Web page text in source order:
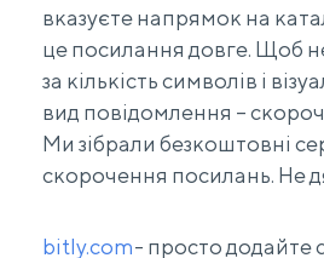
вказуєте напрямок на
це посилання довге. Щоб
за кількість символів і
вид повідомлення –
Ми зібрали безкоштовні
скорочення посилань. Не
bitly.com- просто додайте